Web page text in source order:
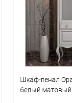
Купить в 1
В избранное
Шкаф-пенал
белый матовый